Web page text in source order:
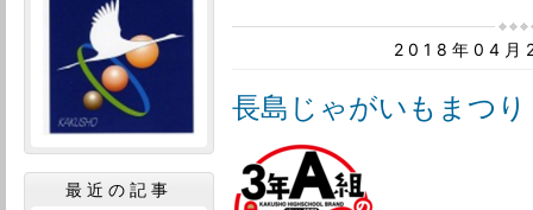
2018年04月
長島じゃがいもまつり
最近の記事